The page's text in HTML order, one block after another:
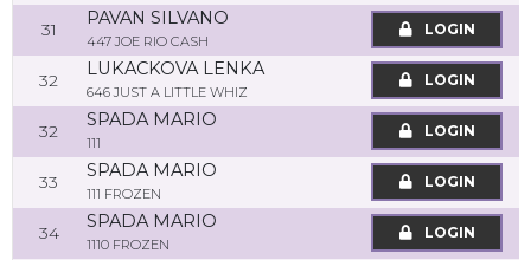
31
PAVAN SILVANO
447 JOE RIO CASH
LOGIN
32
LUKACKOVA LENKA
646 JUST A LITTLE WHIZ
LOGIN
32
SPADA MARIO
111
LOGIN
33
SPADA MARIO
111 FROZEN
LOGIN
34
SPADA MARIO
1110 FROZEN
LOGIN